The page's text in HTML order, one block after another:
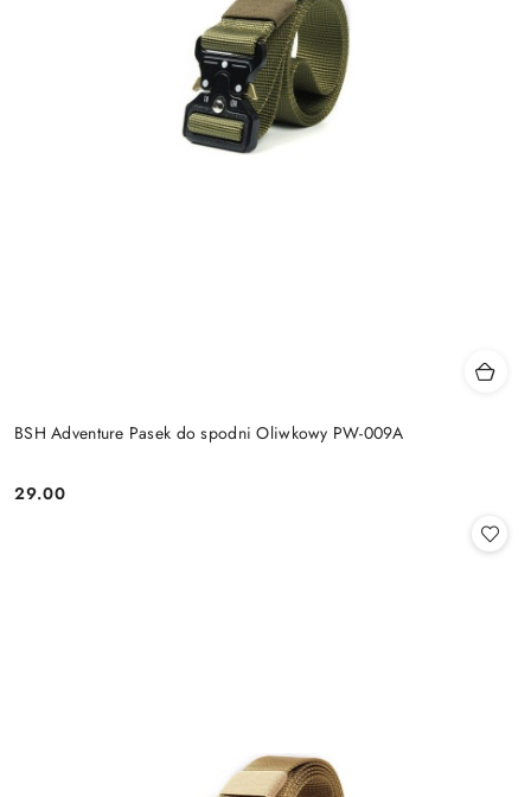
BSH Adventure Pasek do spodni Oliwkowy PW-009A
Cena:
29.00